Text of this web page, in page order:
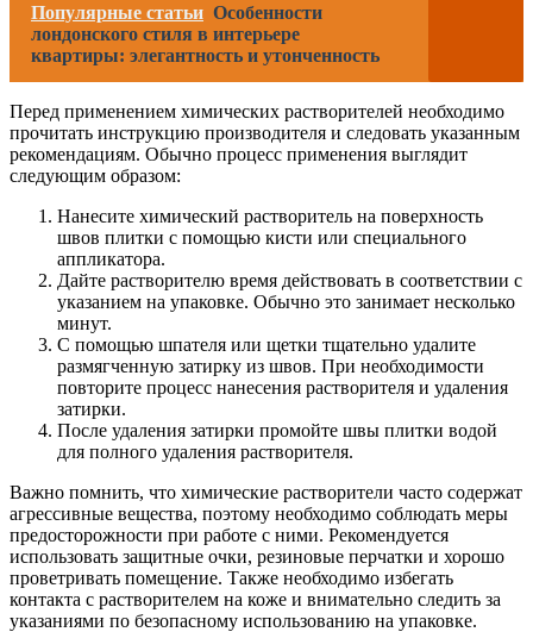
Популярные статьи Особенности
лондонского стиля в интерьере
квартиры: элегантность и утонченность
Перед применением химических растворителей необходимо
прочитать инструкцию производителя и следовать указанным
рекомендациям. Обычно процесс применения выглядит
следующим образом:
Нанесите химический растворитель на поверхность
швов плитки с помощью кисти или специального
аппликатора.
Дайте растворителю время действовать в соответствии с
указанием на упаковке. Обычно это занимает несколько
минут.
С помощью шпателя или щетки тщательно удалите
размягченную затирку из швов. При необходимости
повторите процесс нанесения растворителя и удаления
затирки.
После удаления затирки промойте швы плитки водой
для полного удаления растворителя.
Важно помнить, что химические растворители часто содержат
агрессивные вещества, поэтому необходимо соблюдать меры
предосторожности при работе с ними. Рекомендуется
использовать защитные очки, резиновые перчатки и хорошо
проветривать помещение. Также необходимо избегать
контакта с растворителем на коже и внимательно следить за
указаниями по безопасному использованию на упаковке.